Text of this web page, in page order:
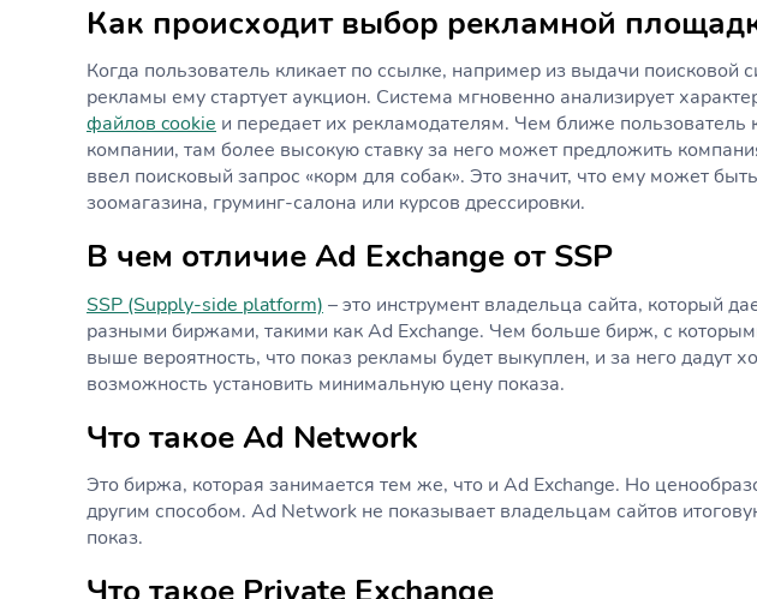
Как происходит выбор рекламной
Когда пользователь кликает по ссылке, например из выдачи поисковой
рекламы ему стартует аукцион. Система мгновенно анализирует
файлов cookie и передает их рекламодателям. Чем ближе пользователь
компании, там более высокую ставку за него может предложить
ввел поисковый запрос «корм для собак». Это значит, что ему может
зоомагазина, груминг-салона или курсов дрессировки.
В чем отличие Ad Exchange от SSP
SSP (Supply-side platform) – это инструмент владельца сайта, который
разными биржами, такими как Ad Exchange. Чем больше бирж, с
выше вероятность, что показ рекламы будет выкуплен, и за него дадут
возможность установить минимальную цену показа.
Что такое Ad Network
Это биржа, которая занимается тем же, что и Ad Exchange. Но
другим способом. Ad Network не показывает владельцам сайтов
показ.